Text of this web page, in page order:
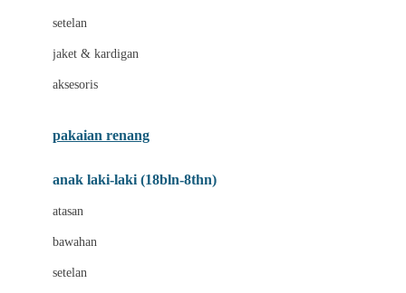
Buds Organics
Bugaboo
C
setelan
jaket & kardigan
aksesoris
pakaian renang
anak laki-laki (18bln-8thn)
atasan
bawahan
setelan